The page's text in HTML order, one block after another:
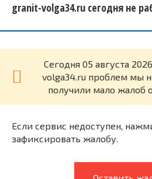
granit-volga34.ru сегодня не
Cегодня 05 августа
volga34.ru проблем мы
получили мало жалоб
Если сервис недоступен,
зафиксировать жалобу.